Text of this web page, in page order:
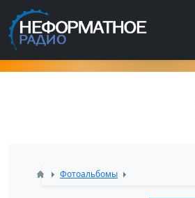
Как попасть в
Фотоальбомы